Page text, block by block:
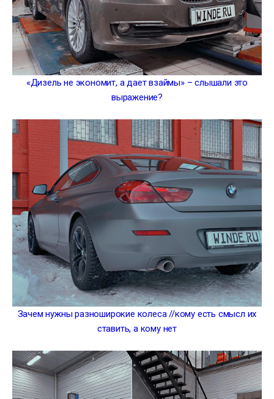
«Дизель не экономит, а дает взаймы» – слышали это
выражение?
Зачем нужны разноширокие колеса //кому есть смысл их
ставить, а кому нет